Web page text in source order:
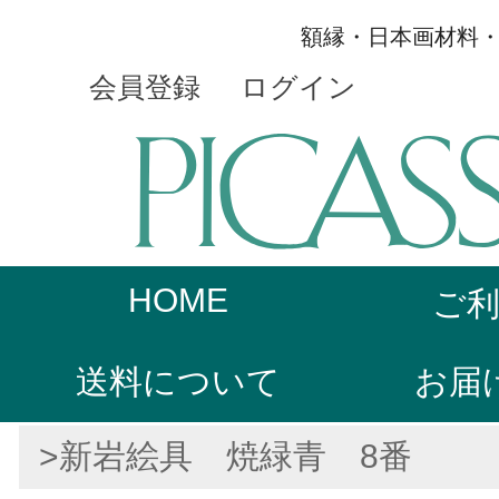
額縁・日本画材料
会員登録 ログイン
HOME ご
送料について お届
>新岩絵具 焼緑青 8番